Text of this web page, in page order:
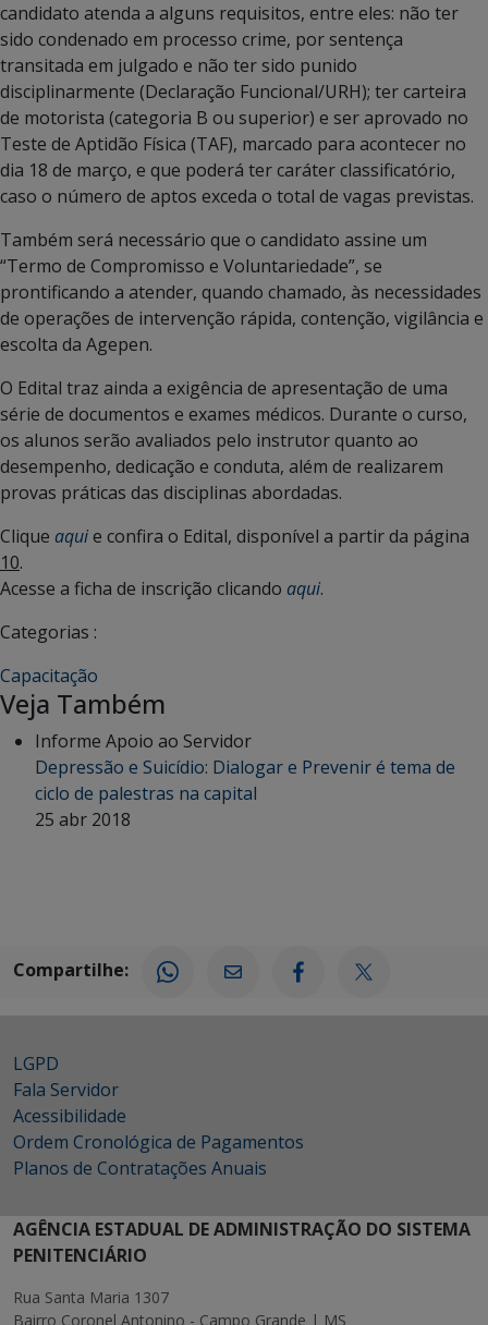
candidato atenda a alguns requisitos, entre eles: não ter
sido condenado em processo crime, por sentença
transitada em julgado e não ter sido punido
disciplinarmente (Declaração Funcional/URH); ter carteira
de motorista (categoria B ou superior) e ser aprovado no
Teste de Aptidão Física (TAF), marcado para acontecer no
dia 18 de março, e que poderá ter caráter classificatório,
caso o número de aptos exceda o total de vagas previstas.
Também será necessário que o candidato assine um
“Termo de Compromisso e Voluntariedade”, se
prontificando a atender, quando chamado, às necessidades
de operações de intervenção rápida, contenção, vigilância e
escolta da Agepen.
O Edital traz ainda a exigência de apresentação de uma
série de documentos e exames médicos. Durante o curso,
os alunos serão avaliados pelo instrutor quanto ao
desempenho, dedicação e conduta, além de realizarem
provas práticas das disciplinas abordadas.
Clique aquie confira o Edital, disponível a partir da página
10.
Acesse a ficha de inscrição clicando aqui.
Categorias :
Capacitação
Veja Também
Informe Apoio ao Servidor
Depressão e Suicídio: Dialogar e Prevenir é tema de
ciclo de palestras na capital
25 abr 2018
Compartilhe:
LGPD
Fala Servidor
Acessibilidade
Ordem Cronológica de Pagamentos
Planos de Contratações Anuais
AGÊNCIA ESTADUAL DE ADMINISTRAÇÃO DO SISTEMA
PENITENCIÁRIO
Rua Santa Maria 1307
Bairro Coronel Antonino - Campo Grande | MS